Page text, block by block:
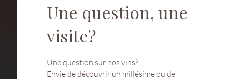
Une question, une
visite?
Une question sur nos vins?
Envie de découvrir un millésime ou de